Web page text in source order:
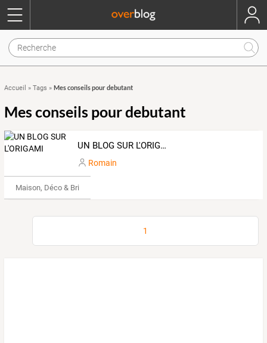
Accueil » Tags » Mes conseils pour debutant
Mes conseils pour debutant
UN BLOG SUR L'ORIGAMI
Romain
Maison, Déco & Bricolage
1